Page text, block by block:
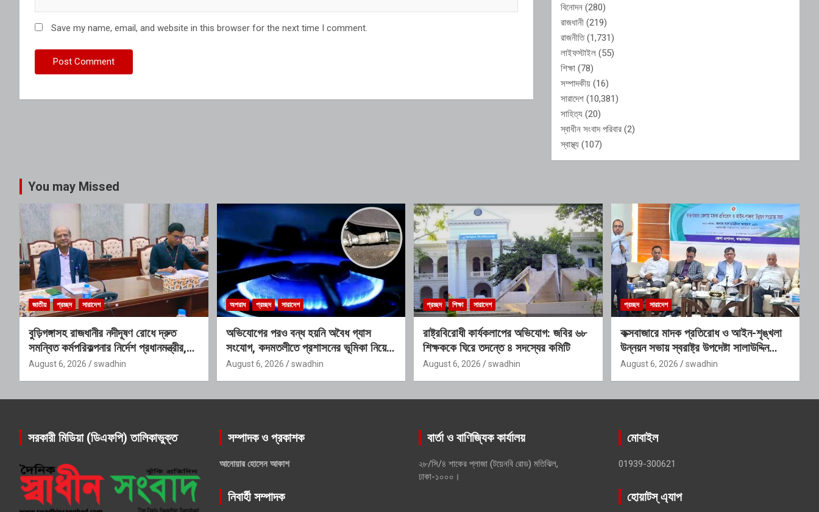
Save my name, email, and website in this browser for the next time I comment.
বিনোদন (280)
রাজধানী (219)
রাজনীতি(1,731)
লাইফস্টাইল (55)
শিক্ষা (78)
সম্পাদকীয় (16)
সারাদেশ (10,381)
সাহিত্য (20)
স্বাধীন সংবাদ পরিবার (2)
স্বাস্থ্য (107)
You may Missed
জাতীয় প্রচ্ছদ সারাদেশ
বুড়িগঙ্গাসহ রাজধানীর নদীদূষণ রোধে দ্রুত
সমন্বিত কর্মপরিকল্পনার নির্দেশ প্রধানমন্ত্রীর,
গঠিত হচ্ছে আন্তঃসংস্থা সমন্বয় কমিটি
August 6, 2026 swadhin
অপরাধ প্রচ্ছদ সারাদেশ
অভিযোগের পরও বন্ধ হয়নি অবৈধ গ্যাস
সংযোগ, কদমতলীতে প্রশাসনের ভূমিকা নিয়ে
প্রশ্ন
August 6, 2026 swadhin
প্রচ্ছদ শিক্ষা সারাদেশ
রাষ্ট্রবিরোধী কার্যকলাপের অভিযোগ: জবির ৬৮
শিক্ষককে ঘিরে তদন্তে ৪ সদস্যের কমিটি
August 6, 2026 swadhin
প্রচ্ছদ সারাদেশ
কক্সবাজারে মাদক প্রতিরোধ ও আইন-শৃঙ্খলা
উন্নয়ন সভায় স্বরাষ্ট্র উপদেষ্টা সালাউদ্দিন
আহমদ
August 6, 2026 swadhin
সরকারী মিডিয়া (ডিএফপি) তালিকাভুক্ত সম্পাদক ও প্রকাশক
আনোয়ার হোসেন আকাশ
নিবার্হী সম্পাদক
বার্তা ও বাণিজ্যিক কার্যালয়
২৮/সি/৪ শাকের প্লাজা (টয়েনবি রোড) মতিঝিল,
ঢাকা-১০০০।
মোবাইল
01939-300621
হোয়াটস্ এ্যাপ